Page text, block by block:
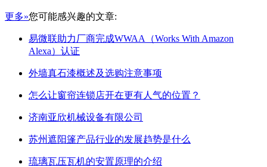
更多»您可能感兴趣的文章:
易微联助力厂商完成WWAA（Works With Amazon
Alexa）认证
外墙真石漆概述及选购注意事项
怎么让窗帘连锁店开在更有人气的位置？
济南亚欣机械设备有限公司
苏州遮阳篷产品行业的发展趋势是什么
琉璃瓦压瓦机的安置原理的介绍